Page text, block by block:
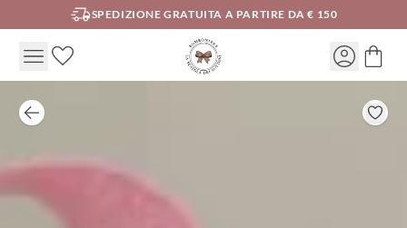
SPEDIZIONE GRATUITA A PARTIRE DA € 150